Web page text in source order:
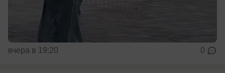
вчера в 19:20 0